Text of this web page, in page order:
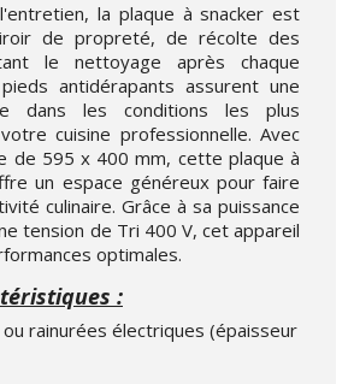
la plaque à snacker est
de propreté, de récolte des
le nettoyage après chaque
antidérapants assurent une
dans les conditions les plus
cuisine professionnelle. Avec
de 595 x 400 mm, cette plaque à
un espace généreux pour faire
culinaire. Grâce à sa puissance
tension de Tri 400 V, cet appareil
optimales.
:
rainurées électriques (épaisseur